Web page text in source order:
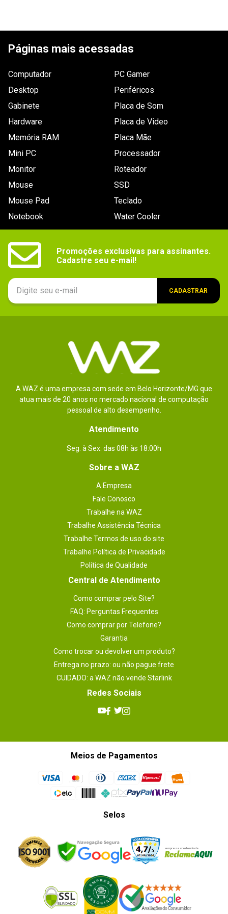
Bateria (padrão): 2 pilhas AA
Vida útil: 40 horas de jogo contínuo (com
pilhas alcalinas)
2 pilhas AA
Compatibilidade_filtro
Xbox 360
6 meses.
Páginas mais acessadas
Computador
Desktop
Gabinete
Hardware
Memória RAM
Mini PC
Monitor
Mouse
Mouse Pad
Notebook
PC Gamer
Periféricos
Placa de Som
Placa de Video
Placa Mãe
Processador
Roteador
SSD
Teclado
Water Cooler
Promoções exclusivas para assinantes.
Cadastre seu e-mail!
CADASTRAR
A WAZ é uma empresa com sede em Belo Horizonte/MG que
atua mais de 20 anos no mercado nacional de computação
pessoal de alto desempenho.
Atendimento
Seg. à Sex. das 08h às 18:00h
Sobre a WAZ
A Empresa
Fale Conosco
Trabalhe na WAZ
Trabalhe Assistência Técnica
Trabalhe Termos de uso do site
Trabalhe Política de Privacidade
Política de Qualidade
Central de Atendimento
Como comprar pelo Site?
FAQ: Perguntas Frequentes
Como comprar por Telefone?
Garantia
Como trocar ou devolver um produto?
Entrega no prazo: ou não pague frete
CUIDADO: a WAZ não vende Starlink
Redes Sociais
Meios de Pagamentos
Selos